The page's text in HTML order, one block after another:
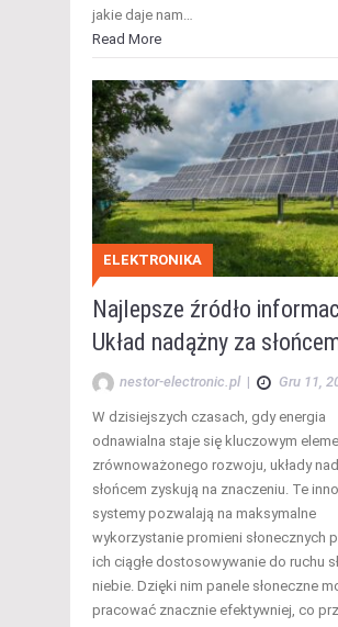
jakie daje nam…
Read More
ELEKTRONIKA
Najlepsze źródło
Układ nadążny za
nestor-electronic.pl | Gru 11,
W dzisiejszych czasach, gdy energia
odnawialna staje się kluczowym
zrównoważonego rozwoju, układy
słońcem zyskują na znaczeniu. Te
systemy pozwalają na maksymalne
wykorzystanie promieni słonecznych
ich ciągłe dostosowywanie do ruchu
niebie. Dzięki nim panele słoneczne
pracować znacznie efektywniej, co